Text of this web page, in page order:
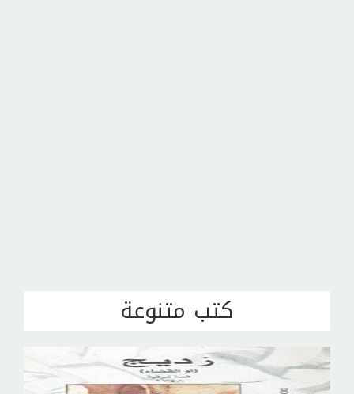
كتب متنوعة